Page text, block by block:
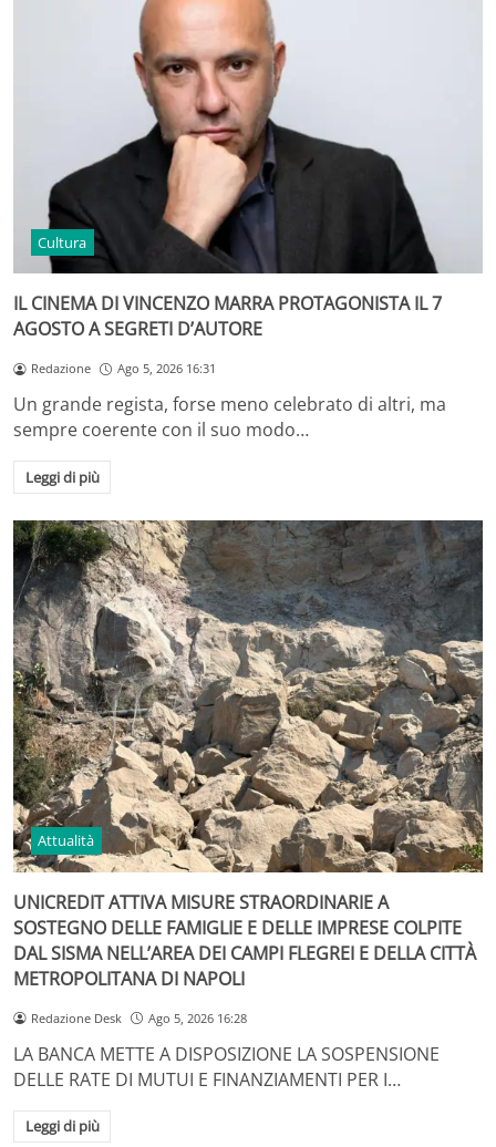
Cultura
IL CINEMA DI VINCENZO MARRA PROTAGONISTA IL 7
AGOSTO A SEGRETI D’AUTORE
Redazione Ago 5, 2026 16:31
Un grande regista, forse meno celebrato di altri, ma
sempre coerente con il suo modo…
Leggi di più
Attualità
UNICREDIT ATTIVA MISURE STRAORDINARIE A
SOSTEGNO DELLE FAMIGLIE E DELLE IMPRESE COLPITE
DAL SISMA NELL’AREA DEI CAMPI FLEGREI E DELLA CITTÀ
METROPOLITANA DI NAPOLI
Redazione Desk Ago 5, 2026 16:28
LA BANCA METTE A DISPOSIZIONE LA SOSPENSIONE
DELLE RATE DI MUTUI E FINANZIAMENTI PER I…
Leggi di più